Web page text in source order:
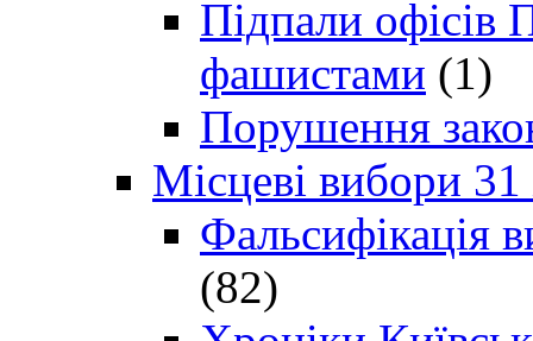
Підпали офісів
фашистами (1)
Порушення
Місцеві вибори
Фальсифікація
(82)